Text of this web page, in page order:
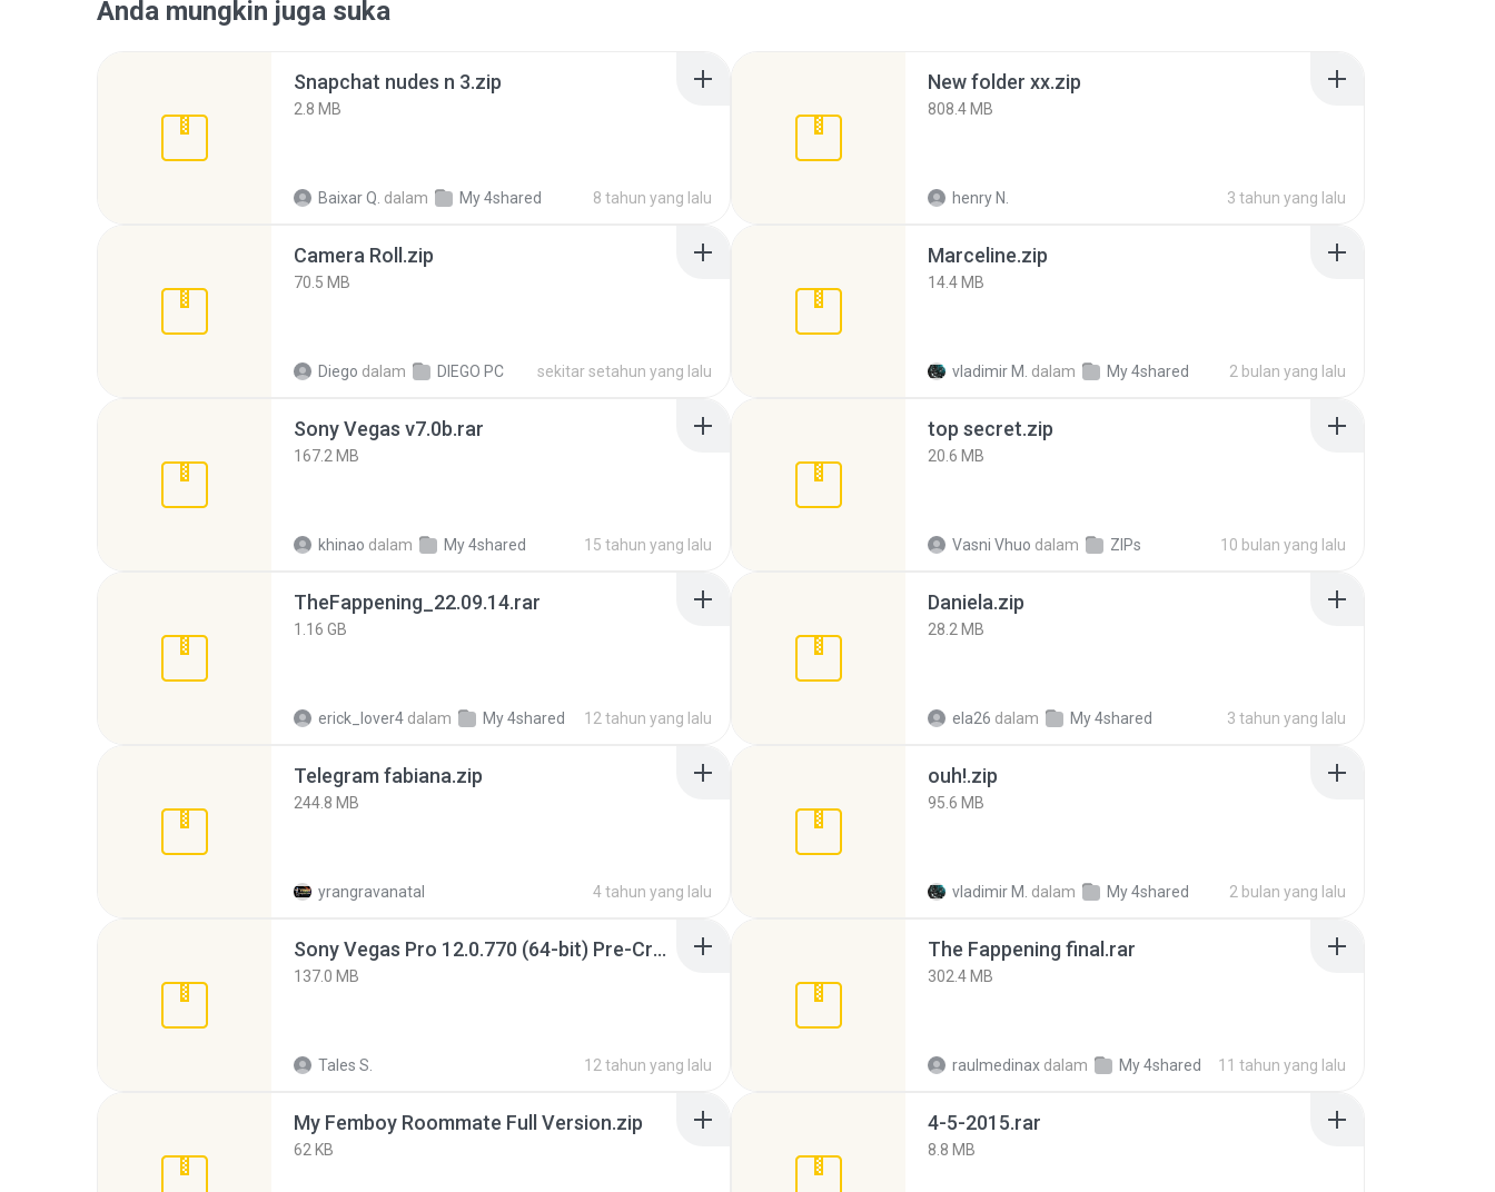
Anda mungkin juga suka
Snapchat nudes n 3.zip
2.8 MB
Baixar Q. dalam My 4shared 8 tahun yang lalu
New folder xx.zip
808.4 MB
henry N. 3 tahun yang lalu
Camera Roll.zip
70.5 MB
Diego dalam DIEGO PC sekitar setahun yang lalu
Marceline.zip
14.4 MB
vladimir M. dalam My 4shared 2 bulan yang lalu
Sony Vegas v7.0b.rar
167.2 MB
khinao dalam My 4shared 15 tahun yang lalu
top secret.zip
20.6 MB
Vasni Vhuo dalam ZIPs 10 bulan yang lalu
TheFappening_22.09.14.rar
1.16 GB
erick_lover4 dalam My 4shared 12 tahun yang lalu
Daniela.zip
28.2 MB
ela26 dalam My 4shared 3 tahun yang lalu
Telegram fabiana.zip
244.8 MB
yrangravanatal 4 tahun yang lalu
ouh!.zip
95.6 MB
vladimir M. dalam My 4shared 2 bulan yang lalu
Sony Vegas Pro 12.0.770 (64-bit) Pre-Cracked.zip
137.0 MB
Tales S. 12 tahun yang lalu
The Fappening final.rar
302.4 MB
raulmedinax dalam My 4shared 11 tahun yang lalu
My Femboy Roommate Full Version.zip
62 KB
4-5-2015.rar
8.8 MB